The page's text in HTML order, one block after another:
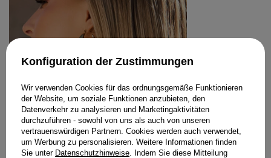
Konfiguration der Zustimmungen
Wir verwenden Cookies für das ordnungsgemäße Funktionieren
der Website, um soziale Funktionen anzubieten, den
Datenverkehr zu analysieren und Marketingaktivitäten
durchzuführen - sowohl von uns als auch von unseren
vertrauenswürdigen Partnern. Cookies werden auch verwendet,
um Werbung zu personalisieren. Weitere Informationen finden
Sie unter Datenschutzhinweise . Indem Sie diese Mitteilung